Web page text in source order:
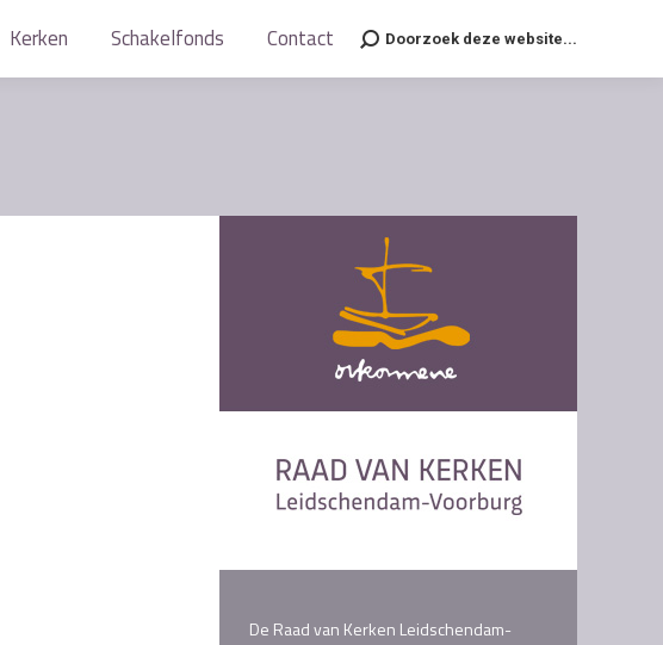
Kerken Schakelfonds Contact Search:Doorzoek deze website...
De Raad van Kerken Leidschendam-
Kerken Schakelfonds Contact Search:Doorzoek deze website...